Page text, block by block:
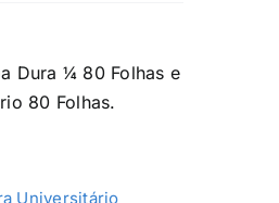
Dura ¼ 80 Folhas e
80 Folhas.
Universitário